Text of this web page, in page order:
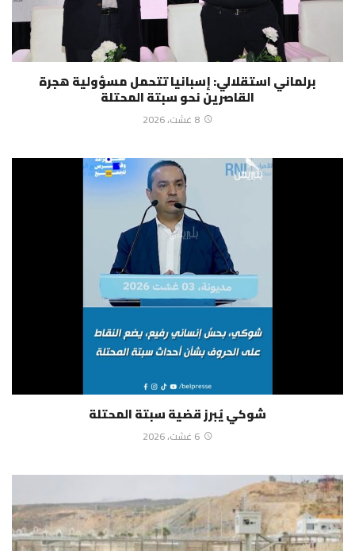
برلماني استقلالي: إسبانيا تتحمل مسؤولية هجرة
القاصرين نحو سبتة المحتلة
8 غشت، 2026
شوكي يُبرز قضية سبتة المحتلة
6 غشت، 2026